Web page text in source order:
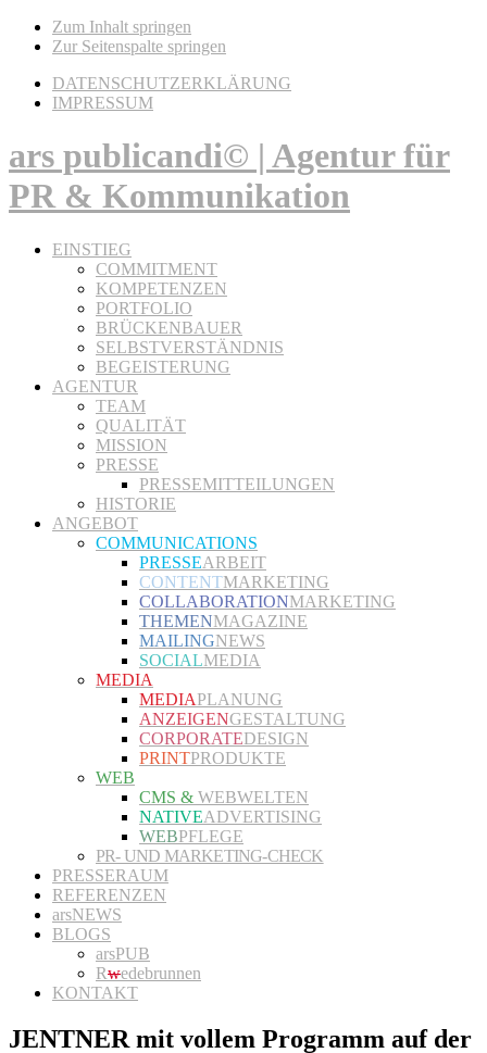
Zum Inhalt springen
Zur Seitenspalte springen
DATENSCHUTZERKLÄRUNG
IMPRESSUM
ars publicandi© | Agentur für
PR & Kommunikation
EINSTIEG
COMMITMENT
KOMPETENZEN
PORTFOLIO
BRÜCKENBAUER
SELBSTVERSTÄNDNIS
BEGEISTERUNG
AGENTUR
TEAM
QUALITÄT
MISSION
PRESSE
PRESSEMITTEILUNGEN
HISTORIE
ANGEBOT
COMMUNICATIONS
PRESSEARBEIT
CONTENTMARKETING
COLLABORATIONMARKETING
THEMENMAGAZINE
MAILINGNEWS
SOCIALMEDIA
MEDIA
MEDIAPLANUNG
ANZEIGENGESTALTUNG
CORPORATEDESIGN
PRINTPRODUKTE
WEB
CMS & WEBWELTEN
NATIVEADVERTISING
WEBPFLEGE
PR- UND MARKETING-CHECK
PRESSERAUM
REFERENZEN
arsNEWS
BLOGS
arsPUB
Rwedebrunnen
KONTAKT
JENTNER mit vollem Programm auf der